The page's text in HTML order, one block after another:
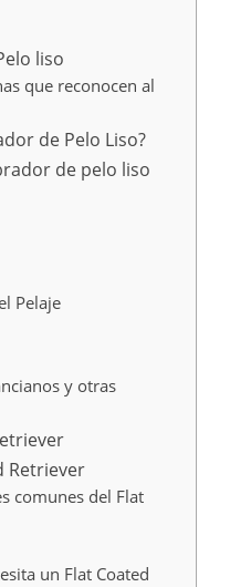
liso
que reconocen al
de Pelo Liso?
de pelo liso
Pelaje
y otras
Retriever
comunes del Flat
un Flat Coated